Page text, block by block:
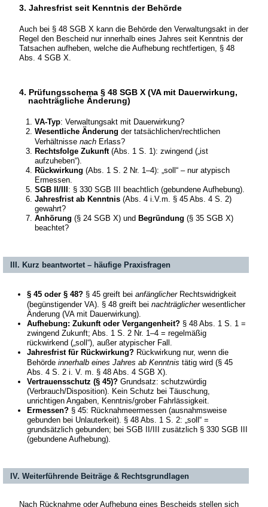
3. Jahresfrist seit Kenntnis der Behörde
Auch bei § 48 SGB X kann die Behörde den Verwaltungsakt in der
Regel den Bescheid nur innerhalb eines Jahres seit Kenntnis der
Tatsachen aufheben, welche die Aufhebung rechtfertigen, § 48
Abs. 4 SGB X.
4. Prüfungsschema § 48 SGB X (VA mit Dauerwirkung,
nachträgliche Änderung)
VA-Typ: Verwaltungsakt mit Dauerwirkung?
Wesentliche Änderung der tatsächlichen/rechtlichen
Verhältnisse nachErlass?
Rechtsfolge Zukunft(Abs. 1 S. 1): zwingend („ist
aufzuheben“).
Rückwirkung (Abs. 1 S. 2 Nr. 1–4): „soll“ – nur atypisch
Ermessen.
SGB II/III : § 330 SGB III beachtlich (gebundene Aufhebung).
Jahresfrist ab Kenntnis(Abs. 4 i.V.m. § 45 Abs. 4 S. 2)
gewahrt?
Anhörung (§ 24 SGB X) und Begründung (§ 35 SGB X)
beachtet?
III. Kurz beantwortet – häufige Praxisfragen
§ 45 oder § 48?§ 45 greift bei anfänglicherRechtswidrigkeit
(begünstigender VA). § 48 greift bei nachträglicherwesentlicher
Änderung (VA mit Dauerwirkung).
Aufhebung: Zukunft oder Vergangenheit?§ 48 Abs. 1 S. 1 =
zwingend Zukunft; Abs. 1 S. 2 Nr. 1–4 = regelmäßig
rückwirkend („soll“), außer atypischer Fall.
Jahresfrist für Rückwirkung?Rückwirkung nur, wenn die
Behörde innerhalb eines Jahres ab Kenntnis tätig wird (§ 45
Abs. 4 S. 2 i. V. m. § 48 Abs. 4 SGB X).
Vertrauensschutz (§ 45)?Grundsatz: schutzwürdig
(Verbrauch/Disposition). Kein Schutz bei Täuschung,
unrichtigen Angaben, Kenntnis/grober Fahrlässigkeit.
Ermessen?§ 45: Rücknahmeermessen (ausnahmsweise
gebunden bei Unlauterkeit). § 48 Abs. 1 S. 2: „soll“ =
grundsätzlich gebunden; bei SGB II/III zusätzlich § 330 SGB III
(gebundene Aufhebung).
IV. Weiterführende Beiträge & Rechtsgrundlagen
Nach Rücknahme oder Aufhebung eines Bescheids stellen sich